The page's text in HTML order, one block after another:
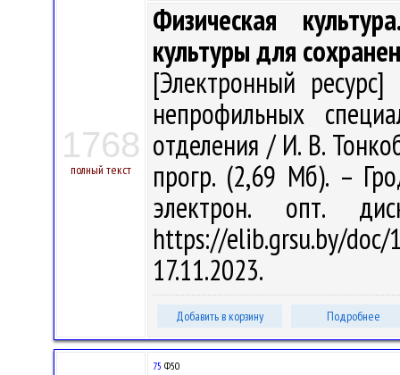
1768
полный текст
Физическая
культуры для
[Электронный
непрофильных
отделения / И. В.
прогр. (2,69 Мб). –
электрон. опт.
https://elib.grsu.by/
17.11.2023.
Добавить в корзину Подробнее
75 Ф50